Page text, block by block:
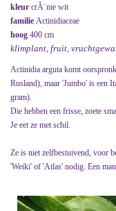
kleur crÃ¨me wit
familie Actinidiaceae
hoog 400 cm
klimplant, fruit,
Actinidia arguta komt
Rusland), maar 'Jumbo' is een
gram).
Die hebben een frisse, zoete
Je eet ze met schil.
Ze is niet zelfbestuivend, voor
'Weiki' of 'Atlas' nodig. Een